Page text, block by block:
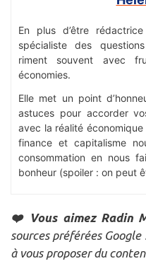
En plus d’être
spécialiste des
riment souvent avec
économies.
Elle met un point
astuces pour accorder
avec la réalité
finance et capitalisme
consommation en nous
bonheur (spoiler : on peut
❤️ Vous aimez Radin
sources préférées
à vous proposer du